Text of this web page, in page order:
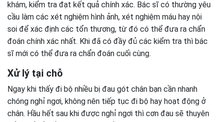
khám, kiểm tra đạt kết quả chính xác. Bác sĩ có thường yêu
cầu làm các xét nghiệm hình ảnh, xét nghiệm máu hay nội
soi để xác định các tổn thương, từ đó có thể đưa ra chẩn
đoán chính xác nhất. Khi đã có đầy đủ các kiểm tra thì bác
sĩ mới có thể đưa ra chẩn đoán cuối cùng.
Xử lý tại chỗ
Ngay khi thấy đi bộ nhiều bị đau gót chân bạn cần nhanh
chóng nghỉ ngơi, không nên tiếp tục đi bộ hay hoạt động ở
chân. Hầu hết sau khi được nghỉ ngơi thì cơn đau sẽ thuyên